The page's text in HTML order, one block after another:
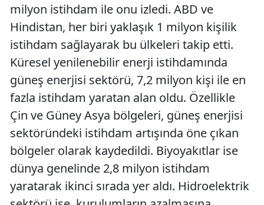
milyon istihdam ile onu izledi. ABD ve
Hindistan, her biri yaklaşık 1 milyon kişilik
istihdam sağlayarak bu ülkeleri takip etti.
Küresel yenilenebilir enerji istihdamında
güneş enerjisi sektörü, 7,2 milyon kişi ile en
fazla istihdam yaratan alan oldu. Özellikle
Çin ve Güney Asya bölgeleri, güneş enerjisi
sektöründeki istihdam artışında öne çıkan
bölgeler olarak kaydedildi. Biyoyakıtlar ise
dünya genelinde 2,8 milyon istihdam
yaratarak ikinci sırada yer aldı. Hidroelektrik